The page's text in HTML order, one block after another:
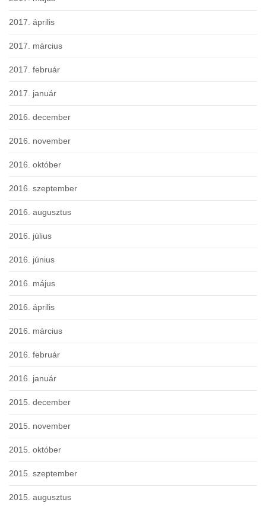
2017. április
2017. március
2017. február
2017. január
2016. december
2016. november
2016. október
2016. szeptember
2016. augusztus
2016. július
2016. június
2016. május
2016. április
2016. március
2016. február
2016. január
2015. december
2015. november
2015. október
2015. szeptember
2015. augusztus